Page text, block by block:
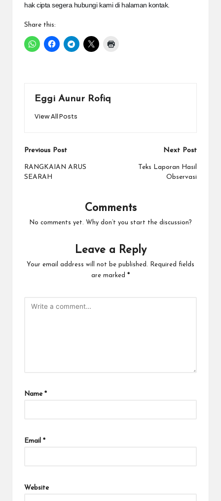
hak cipta segera hubungi kami di halaman kontak.
Share this:
Eggi Aunur Rofiq
View All Posts
Post
navigation
Previous Post
RANGKAIAN ARUS
SEARAH
Next Post
Teks Laporan Hasil
Observasi
Comments
No comments yet. Why don’t you start the discussion?
Leave a Reply
Your email address will not be published.
Required fields
are marked *
Name *
Email *
Website